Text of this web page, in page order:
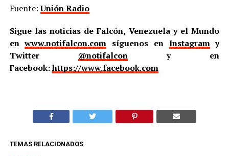
Fuente:Unión Radio
Sigue las noticias de Falcón, Venezuela y el Mundo
enwww.notifalcon.com síguenos en Instagramy
Twitter @notifalcony en
Facebook:https://www.facebook.com
TEMAS RELACIONADOS